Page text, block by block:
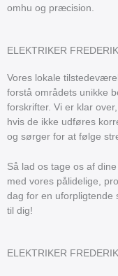
omhu og præcision.
ELEKTRIKER
Vores lokale
forstå områdets unikke
forskrifter. Vi er klar
hvis de ikke udføres
og sørger for at følge
Så lad os tage os af
med vores pålidelige,
dag for en uforpligtende
til dig!
ELEKTRIKER